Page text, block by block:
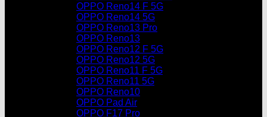
OPPO Reno14 F 5G
OPPO Reno14 5G
OPPO Reno13 Pro
OPPO Reno13
OPPO Reno12 F 5G
OPPO Reno12 5G
OPPO Reno11 F 5G
OPPO Reno11 5G
OPPO Reno10
OPPO Pad Air
OPPO F17 Pro